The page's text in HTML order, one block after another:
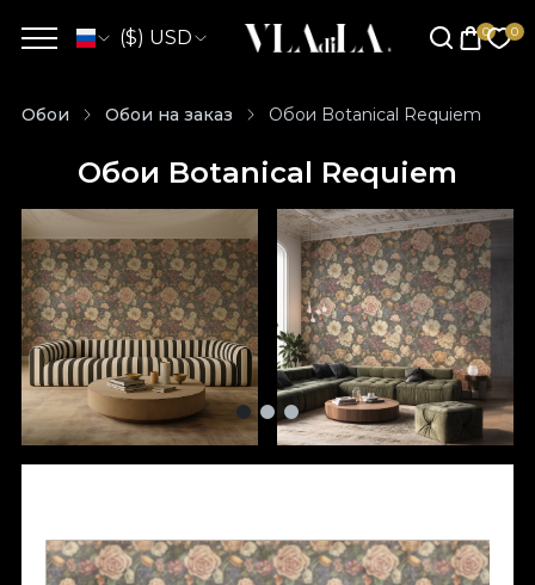
($) USD
Обои Обои на заказ Обои Botanical Requiem
Обои Botanical Requiem